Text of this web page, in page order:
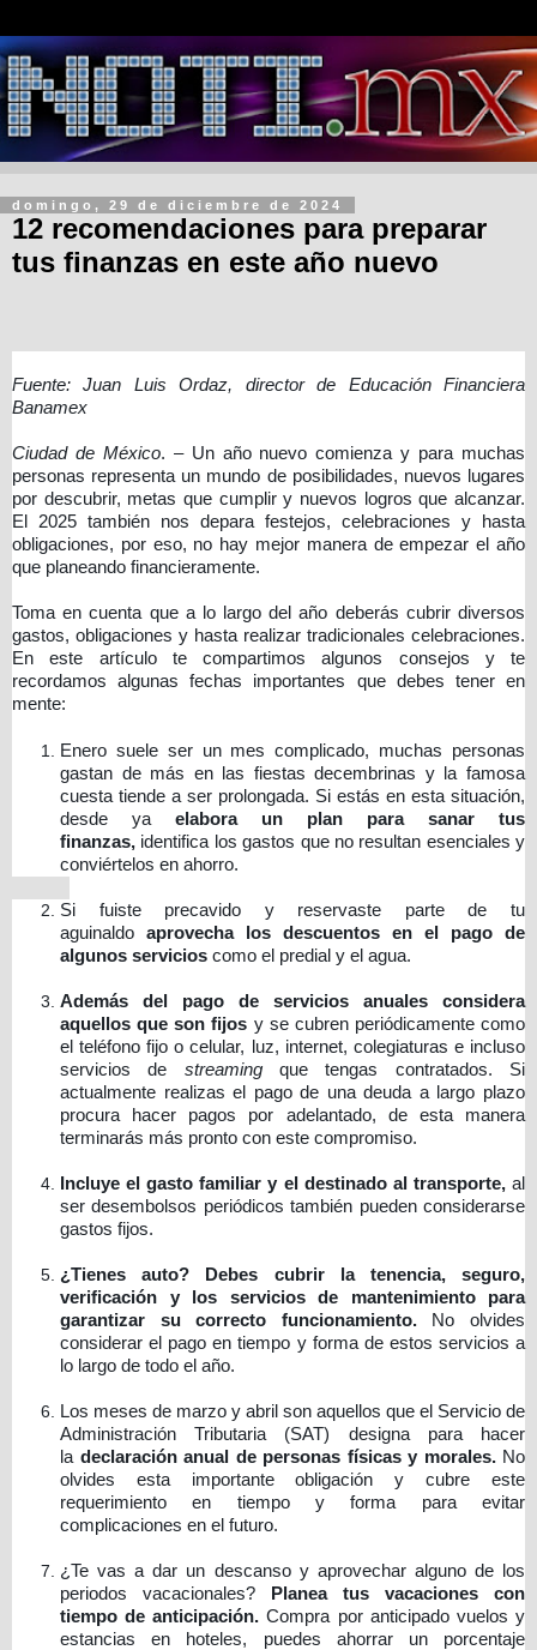
domingo, 29 de diciembre de 2024
12 recomendaciones para preparar
tus finanzas en este año nuevo
Fuente: Juan Luis Ordaz, director de Educación Financiera
Banamex
Ciudad de México. – Un año nuevo comienza y para muchas
personas representa un mundo de posibilidades, nuevos lugares
por descubrir, metas que cumplir y nuevos logros que alcanzar.
El 2025 también nos depara festejos, celebraciones y hasta
obligaciones, por eso, no hay mejor manera de empezar el año
que planeando financieramente.
Toma en cuenta que a lo largo del año deberás cubrir diversos
gastos, obligaciones y hasta realizar tradicionales celebraciones.
En este artículo te compartimos algunos consejos y te
recordamos algunas fechas importantes que debes tener en
mente:
Enero suele ser un mes complicado, muchas personas
gastan de más en las fiestas decembrinas y la famosa
cuesta tiende a ser prolongada. Si estás en esta situación,
desde ya elabora un plan para sanar tus
finanzas, identifica los gastos que no resultan esenciales y
conviértelos en ahorro.
Si fuiste precavido y reservaste parte de tu
aguinaldo aprovecha los descuentos en el pago de
algunos servicios como el predial y el agua.
Además del pago de servicios anuales considera
aquellos que son fijos y se cubren periódicamente como
el teléfono fijo o celular, luz, internet, colegiaturas e incluso
servicios de streamingque tengas contratados. Si
actualmente realizas el pago de una deuda a largo plazo
procura hacer pagos por adelantado, de esta manera
terminarás más pronto con este compromiso.
Incluye el gasto familiar y el destinado al transporte,al
ser desembolsos periódicos también pueden considerarse
gastos fijos.
¿Tienes auto? Debes cubrir la tenencia, seguro,
verificación y los servicios de mantenimiento para
garantizar su correcto funcionamiento.No olvides
considerar el pago en tiempo y forma de estos servicios a
lo largo de todo el año.
Los meses de marzo y abril son aquellos que el Servicio de
Administración Tributaria (SAT) designa para hacer
la declaración anual de personas físicas y morales.No
olvides esta importante obligación y cubre este
requerimiento en tiempo y forma para evitar
complicaciones en el futuro.
¿Te vas a dar un descanso y aprovechar alguno de los
periodos vacacionales?
Planea tus vacaciones con
tiempo de anticipación. Compra por anticipado vuelos y
estancias en hoteles, puedes ahorrar un porcentaje